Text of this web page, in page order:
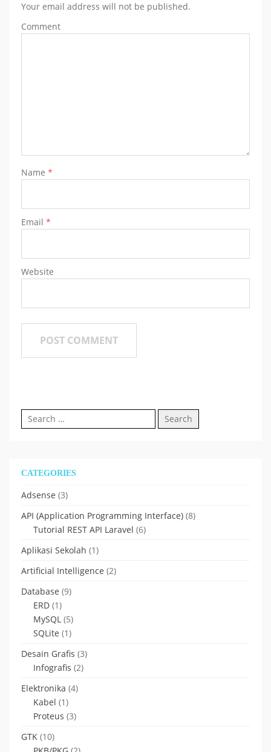
Your email address will not be published.
Comment
Name *
Email *
Website
Search
for:
CATEGORIES
Adsense (3)
API (Application Programming Interface) (8)
Tutorial REST API Laravel (6)
Aplikasi Sekolah (1)
Artificial Intelligence (2)
Database (9)
ERD (1)
MySQL (5)
SQLite (1)
Desain Grafis (3)
Infografis (2)
Elektronika (4)
Kabel (1)
Proteus (3)
GTK (10)